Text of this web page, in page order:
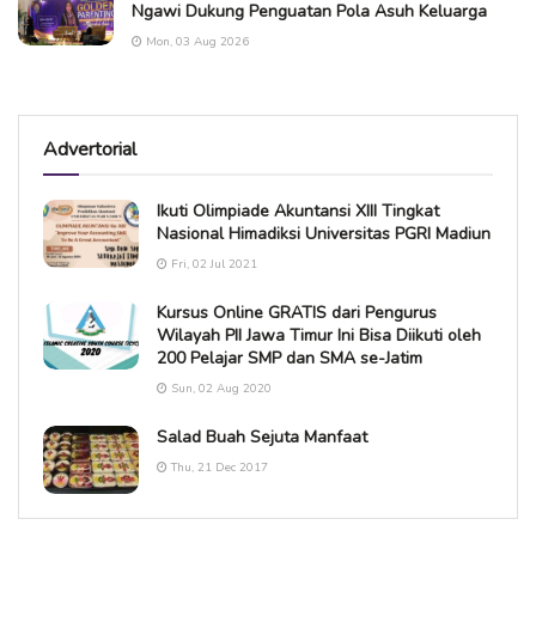
Ngawi Dukung Penguatan Pola Asuh Keluarga
Mon, 03 Aug 2026
Advertorial
Ikuti Olimpiade Akuntansi XIII Tingkat
Nasional Himadiksi Universitas PGRI Madiun
Fri, 02 Jul 2021
Kursus Online GRATIS dari Pengurus
Wilayah PII Jawa Timur Ini Bisa Diikuti oleh
200 Pelajar SMP dan SMA se-Jatim
Sun, 02 Aug 2020
Salad Buah Sejuta Manfaat
Thu, 21 Dec 2017